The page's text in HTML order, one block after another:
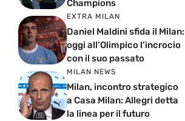
Champions
EXTRA MILAN
Daniel Maldini sfida il Milan:
oggi all’Olimpico l’incrocio
con il suo passato
MILAN NEWS
Milan, incontro strategico
a Casa Milan: Allegri detta
la linea per il futuro